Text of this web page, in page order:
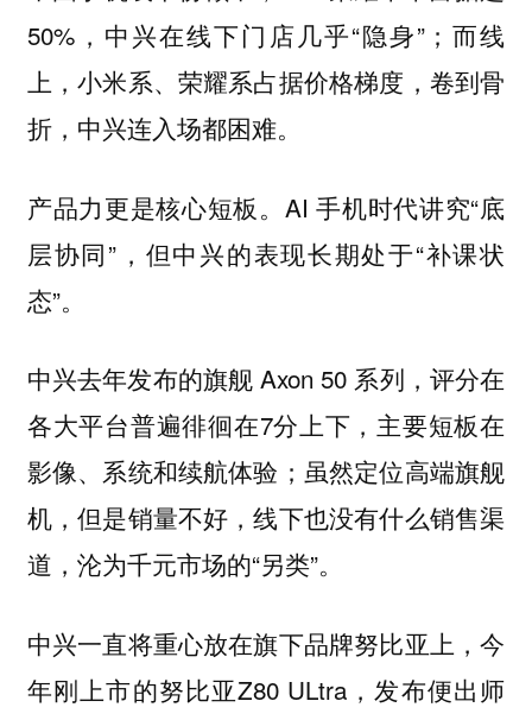
50%，中兴在线下门店几乎“隐身”；而线
上，小米系、荣耀系占据价格梯度，卷到骨
折，中兴连入场都困难。
产品力更是核心短板。AI 手机时代讲究“底
层协同”，但中兴的表现长期处于“补课状
态”。
中兴去年发布的旗舰 Axon 50 系列，评分在
各大平台普遍徘徊在7分上下，主要短板在
影像、系统和续航体验；虽然定位高端旗舰
机，但是销量不好，线下也没有什么销售渠
道，沦为千元市场的“另类”。
中兴一直将重心放在旗下品牌努比亚上，今
年刚上市的努比亚Z80 ULtra，发布便出师